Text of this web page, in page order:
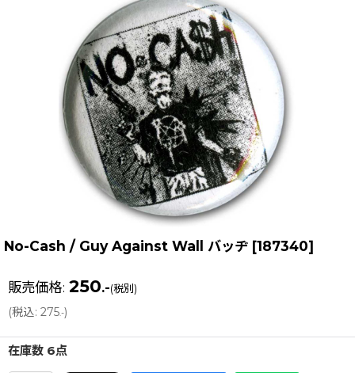
No-Cash / Guy Against Wall バッヂ [187340]
販売価格: 250.-(税別)
(税込: 275.-)
在庫数 6点